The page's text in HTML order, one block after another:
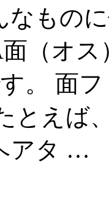
なもの
（オ
。 面
とえば
アタ …